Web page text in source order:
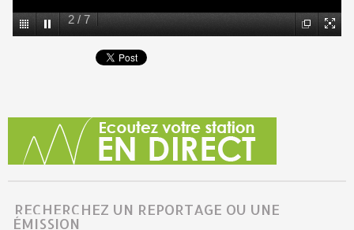
2 /7
RECHERCHEZ UN REPORTAGE OU UNE
ÉMISSION